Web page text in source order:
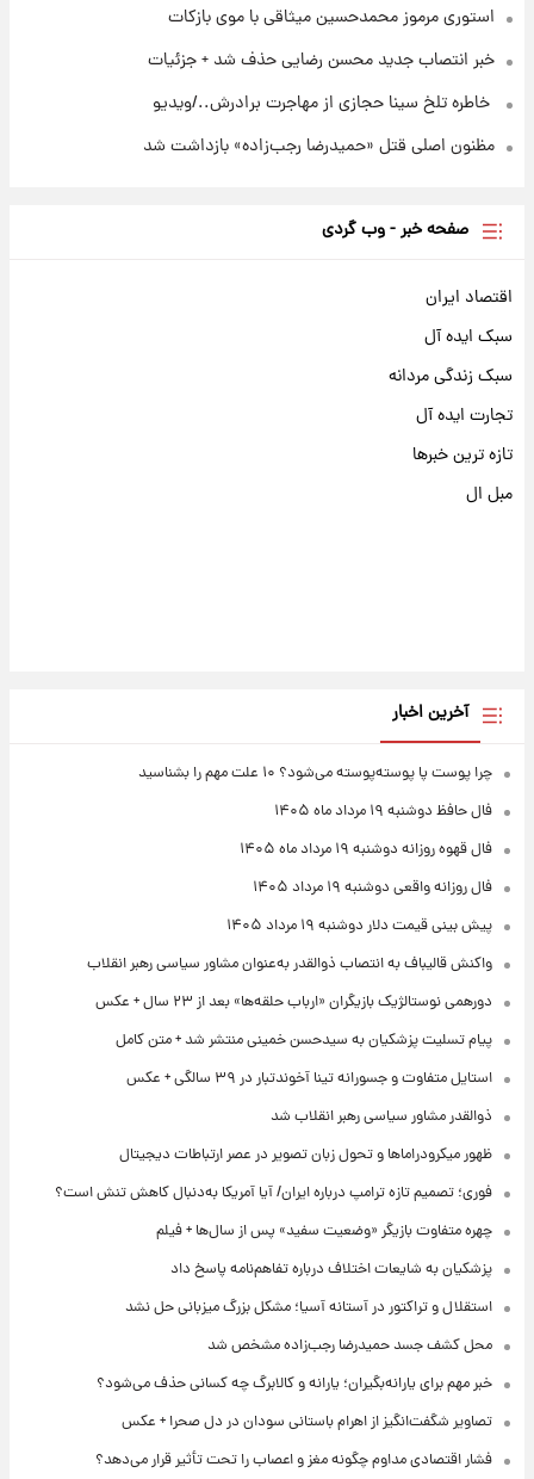
استوری مرموز محمدحسین میثاقی با موی بازکات
خبر انتصاب جدید محسن رضایی حذف شد + جزئیات
⁨ خاطره تلخ سینا حجازی از مهاجرت برادرش../ویدیو
مظنون اصلی قتل «حمیدرضا رجب‌زاده» بازداشت شد
صفحه خبر - وب گردی
اقتصاد ایران
سبک ایده آل
سبک زندگی مردانه
تجارت ایده آل
تازه ترین خبرها
مبل ال
آخرین اخبار
چرا پوست پا پوسته‌پوسته می‌شود؟ ۱۰ علت مهم را بشناسید
فال حافظ دوشنبه ۱۹ مرداد ماه ۱۴۰۵
فال قهوه روزانه دوشنبه ۱۹ مرداد ماه ۱۴۰۵
فال روزانه واقعی دوشنبه ۱۹ مرداد ۱۴۰۵
پیش‌ بینی قیمت دلار دوشنبه ۱۹ مرداد ۱۴۰۵
واکنش قالیباف به انتصاب ذوالقدر به‌عنوان مشاور سیاسی رهبر انقلاب
دورهمی نوستالژیک بازیگران «ارباب حلقه‌ها» بعد از ۲۳ سال + عکس
پیام تسلیت پزشکیان به سیدحسن خمینی منتشر شد + متن کامل
استایل متفاوت و جسورانه تینا آخوندتبار در ۳۹ سالگی + عکس
ذوالقدر مشاور سیاسی رهبر انقلاب شد
ظهور میکرودراماها و تحول زبان تصویر در عصر ارتباطات دیجیتال
فوری؛ تصمیم تازه ترامپ درباره ایران/ آیا آمریکا به‌دنبال کاهش تنش است؟
چهره متفاوت بازیگر «وضعیت سفید» پس از سال‌ها + فیلم
پزشکیان به شایعات اختلاف درباره تفاهم‌نامه پاسخ داد
استقلال و تراکتور در آستانه آسیا؛ مشکل بزرگ میزبانی حل نشد
محل کشف جسد حمیدرضا رجب‌زاده مشخص شد
خبر مهم برای یارانه‌بگیران؛ یارانه و کالابرگ چه کسانی حذف می‌شود؟
تصاویر شگفت‌انگیز از اهرام باستانی سودان در دل صحرا + عکس
فشار اقتصادی مداوم چگونه مغز و اعصاب را تحت تأثیر قرار می‌دهد؟